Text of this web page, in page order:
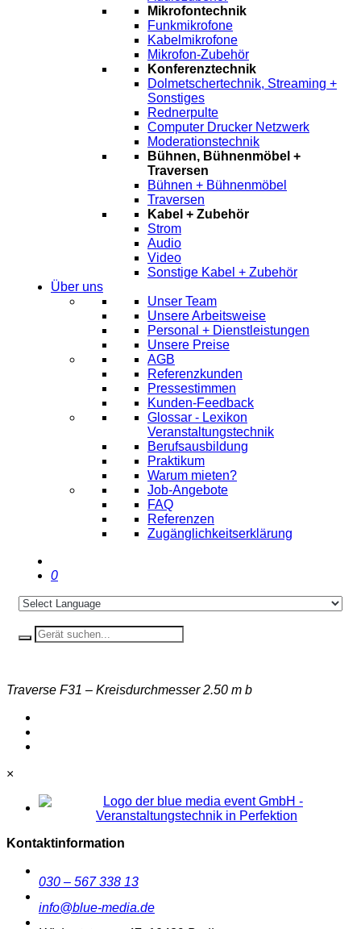
Mikrofontechnik
Funkmikrofone
Kabelmikrofone
Mikrofon-Zubehör
Konferenztechnik
Dolmetschertechnik, Streaming +
Sonstiges
Rednerpulte
Computer Drucker Netzwerk
Moderationstechnik
Bühnen, Bühnenmöbel +
Traversen
Bühnen + Bühnenmöbel
Traversen
Kabel + Zubehör
Strom
Audio
Video
Sonstige Kabel + Zubehör
Über uns
Unser Team
Unsere Arbeitsweise
Personal + Dienstleistungen
Unsere Preise
AGB
Referenzkunden
Pressestimmen
Kunden-Feedback
Glossar - Lexikon
Veranstaltungstechnik
Berufsausbildung
Praktikum
Warum mieten?
Job-Angebote
FAQ
Referenzen
Zugänglichkeitserklärung
0
Traverse F31 – Kreisdurchmesser 2.50 m b
×
Kontaktinformation
030 – 567 338 13
info@blue-media.de